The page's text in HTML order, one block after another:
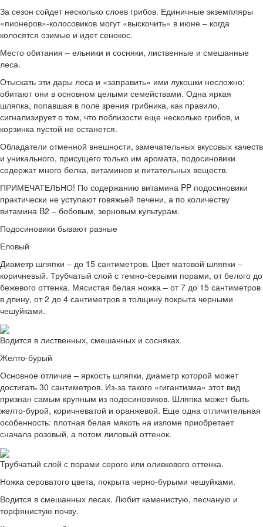
За сезон сойдет несколько слоев грибов. Единичные экземпляры
«пионеров»-колосовиков могут «выскочить» в июне – когда
колосятся озимые и идет сенокос.
Место обитания – ельники и сосняки, лиственные и смешанные
леса.
Отыскать эти дары леса и «заправить» ими лукошки несложно:
обитают они в основном целыми семействами. Одна яркая
шляпка, попавшая в поле зрения грибника, как правило,
сигнализирует о том, что поблизости еще несколько грибов, и
корзинка пустой не останется.
Обладатели отменной внешности, замечательных вкусовых качеств
и уникального, присущего только им аромата, подосиновики
содержат много белка, витаминов и питательных веществ.
ПРИМЕЧАТЕЛЬНО! По содержанию витамина PP подосиновики
практически не уступают говяжьей печени, а по количеству
витамина B2 – бобовым, зерновым культурам.
Подосиновики бывают разные
Еловый
Диаметр шляпки – до 15 сантиметров. Цвет матовой шляпки –
коричневый. Трубчатый слой с темно-серыми порами, от белого до
бежевого оттенка. Мясистая белая ножка – от 7 до 15 сантиметров
в длину, от 2 до 4 сантиметров в толщину покрыта черными
чешуйками.
Водится в лиственных, смешанных и сосняках.
Желто-бурый
Основное отличие – яркость шляпки, диаметр которой может
достигать 30 сантиметров. Из-за такого «гигантизма» этот вид
признан самым крупным из подосиновиков. Шляпка может быть
желто-бурой, коричневатой и оранжевой. Еще одна отличительная
особенность: плотная белая мякоть на изломе приобретает
сначала розовый, а потом лиловый оттенок.
Трубчатый слой с порами серого или оливкового оттенка.
Ножка сероватого цвета, покрыта черно-бурыми чешуйками.
Водится в смешанных лесах. Любит каменистую, песчаную и
торфянистую почву.